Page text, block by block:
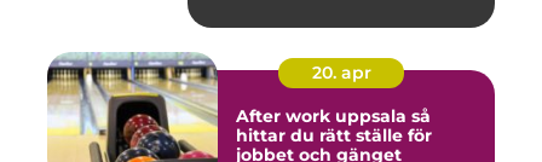
20. apr
After work uppsala så
hittar du rätt ställe för
jobbet och gänget